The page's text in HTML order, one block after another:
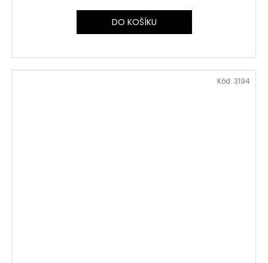
DO KOŠÍKU
Kód: 3194